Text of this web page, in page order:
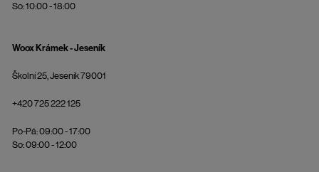
So: 10:00 - 18:00
Woox Krámek - Jeseník
Školní 25, Jeseník 79001
+420 725 222 125
Po-Pá: 09:00 - 17:00
So: 09:00 - 12:00